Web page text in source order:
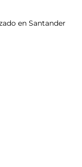
en Santander